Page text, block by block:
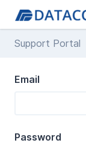
Support Portal
Email
Password